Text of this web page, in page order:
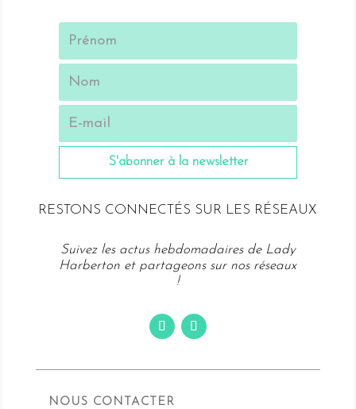
S'abonner à la newsletter
RESTONS CONNECTÉS SUR LES RÉSEAUX
Suivez les actus hebdomadaires de Lady
Harberton et partageons sur nos réseaux
!
NOUS CONTACTER